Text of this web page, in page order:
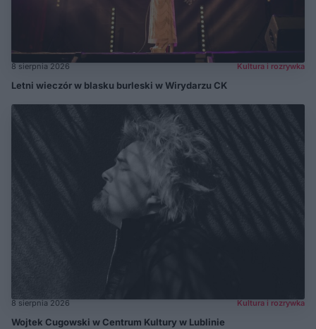
8 sierpnia 2026 Kultura i rozrywka
Letni wieczór w blasku burleski w Wirydarzu CK
8 sierpnia 2026 Kultura i rozrywka
Wojtek Cugowski w Centrum Kultury w Lublinie